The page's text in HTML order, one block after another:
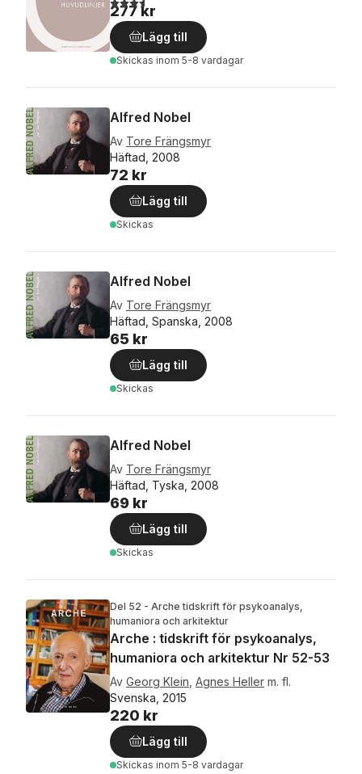
277 kr
Lägg till
Skickas inom 5-8 vardagar
Alfred Nobel
Av Tore Frängsmyr
Häftad, 2008
72 kr
Lägg till
Skickas
Alfred Nobel
Av Tore Frängsmyr
Häftad, Spanska, 2008
65 kr
Lägg till
Skickas
Alfred Nobel
Av Tore Frängsmyr
Häftad, Tyska, 2008
69 kr
Lägg till
Skickas
Del 52 - Arche tidskrift för psykoanalys,
humaniora och arkitektur
Arche : tidskrift för psykoanalys,
humaniora och arkitektur Nr 52-53
Av Georg Klein Agnes Heller m. fl.
Svenska, 2015
220 kr
Lägg till
Skickas inom 5-8 vardagar